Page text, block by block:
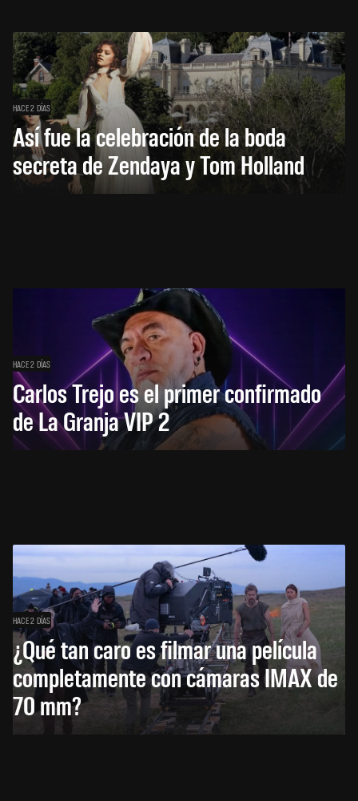
HACE 2 DÍAS
Así fue la celebración de la boda
secreta de Zendaya y Tom Holland
HACE 2 DÍAS
Carlos Trejo es el primer confirmado
de La Granja VIP 2
HACE 2 DÍAS
¿Qué tan caro es filmar una película
completamente con cámaras IMAX de
70 mm?